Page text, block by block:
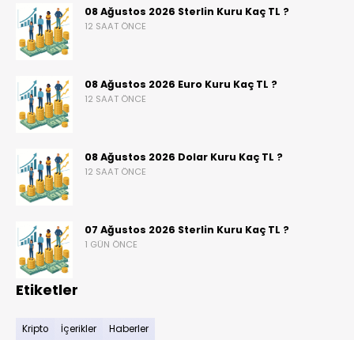
08 Ağustos 2026 Sterlin Kuru Kaç TL ?
12 SAAT ÖNCE
08 Ağustos 2026 Euro Kuru Kaç TL ?
12 SAAT ÖNCE
08 Ağustos 2026 Dolar Kuru Kaç TL ?
12 SAAT ÖNCE
07 Ağustos 2026 Sterlin Kuru Kaç TL ?
1 GÜN ÖNCE
Etiketler
Kripto İçerikler Haberler